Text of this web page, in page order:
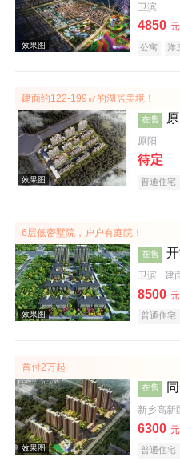
效果图
效果图
卫滨
4850
公寓 洋
建面约122-199㎡的湖居美境！
在售
原阳
待定
普通住宅
6层低密墅院，户户有庭院！
在售
卫滨 建
8500
普通住宅
首付2万起
在售
新乡高新
6300
普通住宅